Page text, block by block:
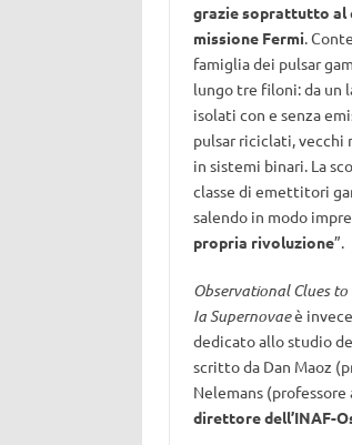
grazie soprattutto al
missione Fermi.
famiglia dei pulsar
lungo tre filoni: da un
isolati con e senza
pulsar riciclati, vecchi
in sistemi binari. La
classe di emettitori
salendo in modo
propria rivoluzione”.
Observational Clues
Ia Supernovaeè
dedicato allo studio
scritto da Dan Maoz
Nelemans
direttore dell’INAF-